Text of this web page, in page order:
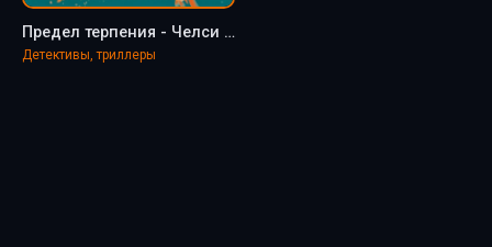
Предел терпения - Челси Бикер
Детективы, триллеры